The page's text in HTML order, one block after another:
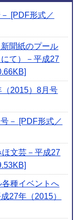
[PDF形式／
聞紙のプール
て）－平成27
2015）8月号
－ [PDF形式／
文芸－平成27
種イベントへ
27年（2015）